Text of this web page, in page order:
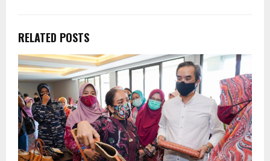
RELATED POSTS